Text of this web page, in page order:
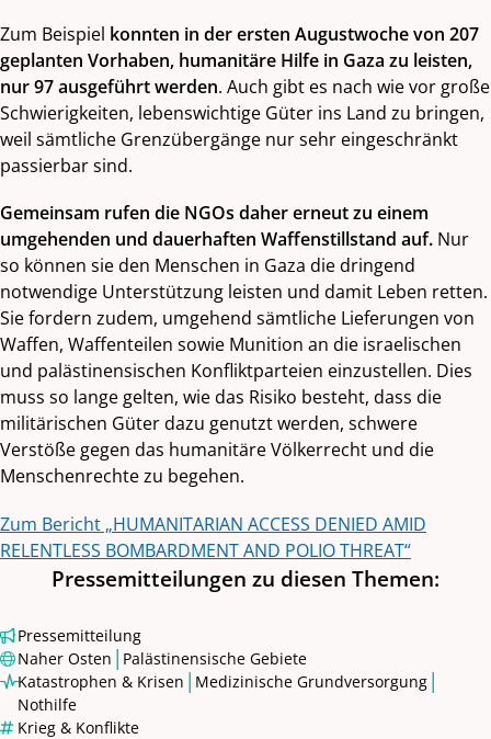
Zum Beispiel konnten in der ersten Augustwoche von 207
geplanten Vorhaben, humanitäre Hilfe in Gaza zu leisten,
nur 97 ausgeführt werden. Auch gibt es nach wie vor große
Schwierigkeiten, lebenswichtige Güter ins Land zu bringen,
weil sämtliche Grenzübergänge nur sehr eingeschränkt
passierbar sind.
Gemeinsam rufen die NGOs daher erneut zu einem
umgehenden und dauerhaften Waffenstillstand auf. Nur
so können sie den Menschen in Gaza die dringend
notwendige Unterstützung leisten und damit Leben retten.
Sie fordern zudem, umgehend sämtliche Lieferungen von
Waffen, Waffenteilen sowie Munition an die israelischen
und palästinensischen Konfliktparteien einzustellen. Dies
muss so lange gelten, wie das Risiko besteht, dass die
militärischen Güter dazu genutzt werden, schwere
Verstöße gegen das humanitäre Völkerrecht und die
Menschenrechte zu begehen.
Zum Bericht „HUMANITARIAN ACCESS DENIED AMID
RELENTLESS BOMBARDMENT AND POLIO THREAT“
Pressemitteilungen zu diesen Themen:
Pressemitteilung
Naher Osten | Palästinensische Gebiete
Katastrophen & Krisen | Medizinische Grundversorgung |
Nothilfe
Krieg & Konflikte